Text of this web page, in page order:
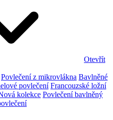
Otevřít
Povlečení z mikrovlákna Bavlněné
povlečení Francouzské ložní
kolekce Povlečení bavlněný